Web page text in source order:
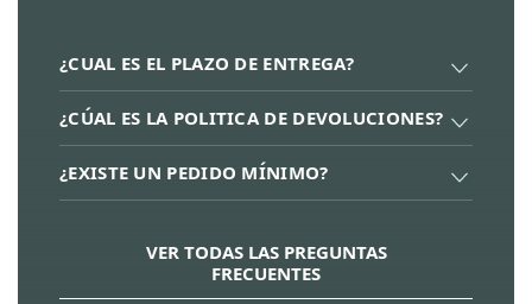
¿CUAL ES EL PLAZO DE ENTREGA?
¿CÚAL ES LA POLITICA DE DEVOLUCIONES?
¿EXISTE UN PEDIDO MÍNIMO?
VER TODAS LAS PREGUNTAS
FRECUENTES